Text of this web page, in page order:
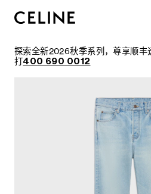
探索全新2026秋季系列，尊享顺
打400 690 0012